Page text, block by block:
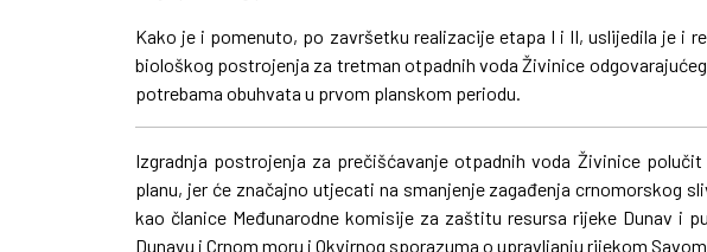
Kako je i pomenuto, po završetku realizacije etapa I i II, uslijedila je i
biološkog postrojenja za tretman otpadnih voda Živinice
potrebama obuhvata u prvom planskom periodu.
Izgradnja postrojenja za prečišćavanje otpadnih voda Živinice
planu, jer će značajno utjecati na smanjenje zagađenja crnomorskog
kao članice Međunarodne komisije za zaštitu resursa rijeke Dunav i
Dunavu i Crnom moru i Okvirnog sporazuma o upravljanju rijekom